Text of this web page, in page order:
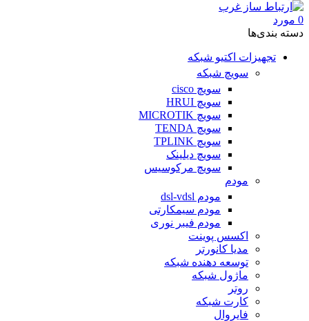
0 مورد
دسته‌ بندی‌ها
تجهیزات اکتیو شبکه
سویچ شبکه
سویچ cisco
سویچ HRUI
سویچ MICROTIK
سویچ TENDA
سویچ TPLINK
سویچ دیلینک
سویچ مرکوسیس
مودم
مودم dsl-vdsl
مودم سیمکارتی
مودم فیبر نوری
اکسس پوینت
مدیا کانورتر
توسعه دهنده شبکه
ماژول شبکه
روتر
کارت شبکه
فایروال